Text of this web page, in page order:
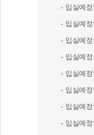
- 입실예
- 입실예
- 입실예
- 입실예
- 입실예
- 입실예
- 입실예
- 입실예